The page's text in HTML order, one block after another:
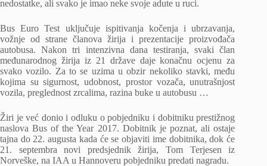
nedostatke, ali svako je imao neke svoje adute u ruci.
Bus Euro Test uključuje ispitivanja kočenja i ubrzavanja,
vožnje od strane članova žirija i prezentacije proizvođača
autobusa. Nakon tri intenzivna dana testiranja, svaki član
međunarodnog žirija iz 21 države daje konačnu ocjenu za
svako vozilo. Za to se uzima u obzir nekoliko stavki, među
kojima su sigurnost, udobnost, prostor vozača, unutrašnjost
vozila, preglednost zrcalima, razina buke u autobusu …
Žiri je već donio i odluku o pobjedniku i dobitniku prestižnog
naslova Bus of the Year 2017. Dobitnik je poznat, ali ostaje
tajna do 22. augusta kada će se objaviti ime dobitnika, dok će
21. septembra novi predsjednik žirija, Tom Terjesen iz
Norveške, na IAA u Hannoveru pobjedniku predati nagradu.